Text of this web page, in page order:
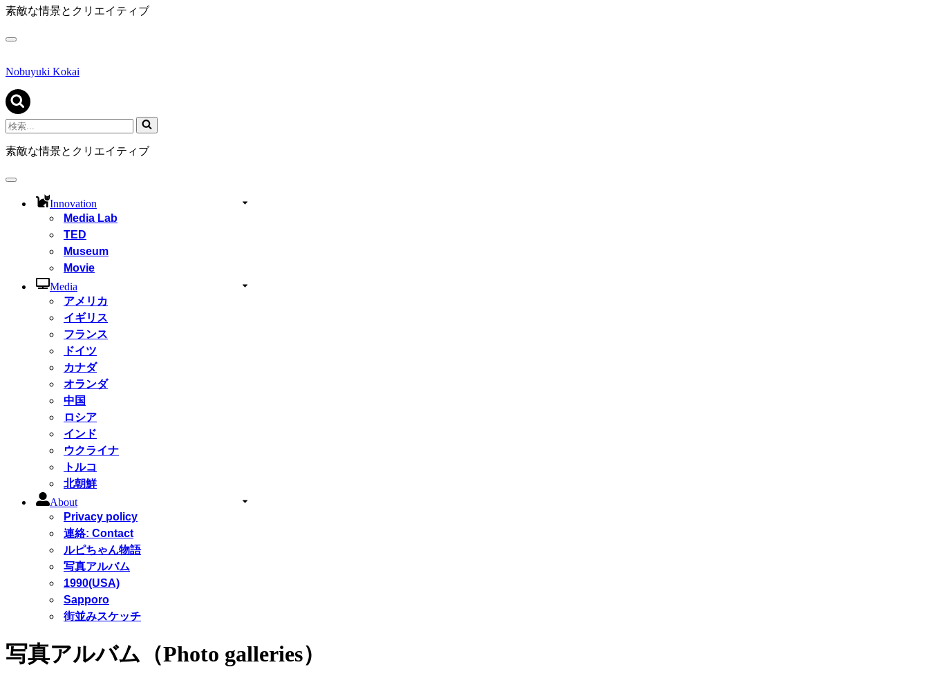
素敵な情景とクリエイティブ
ナ
ゲ
シ
ョ
ン
メ
ニ
ュ
Nobuyuki Kokai
検
索...
素敵な情景とクリエイティブ
ナ
Innovation
Media Lab
TED
Museum
Movie
Media
アメリカ
イギリス
フランス
ドイツ
カナダ
オランダ
中国
ロシア
インド
ウクライナ
トルコ
北朝鮮
About
Privacy policy
連絡: Contact
ルピちゃん物語
写真アルバム
1990(USA)
Sapporo
街並みスケッチ
写真アルバム（Photo galleries）